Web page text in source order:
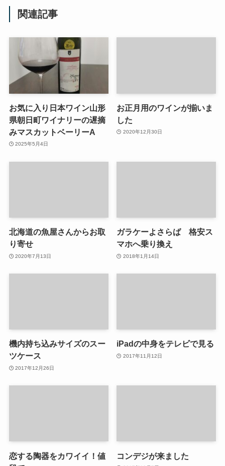
関連記事
お気に入り日本ワイン山形
県朝日町ワイナリーの遅摘
みマスカットベーリーA
2025年5月4日
お正月用のワインが揃いま
した
2020年12月30日
北海道の魚屋さんからお取
り寄せ
2020年7月13日
ガラケーよさらば 格安ス
マホへ乗り換え
2018年1月14日
機内持ち込みサイズのスー
ツケース
2017年12月26日
iPadの中身をテレビで見る
2017年11月12日
恋する陶器をカワイイ！値
コンデジが来ました